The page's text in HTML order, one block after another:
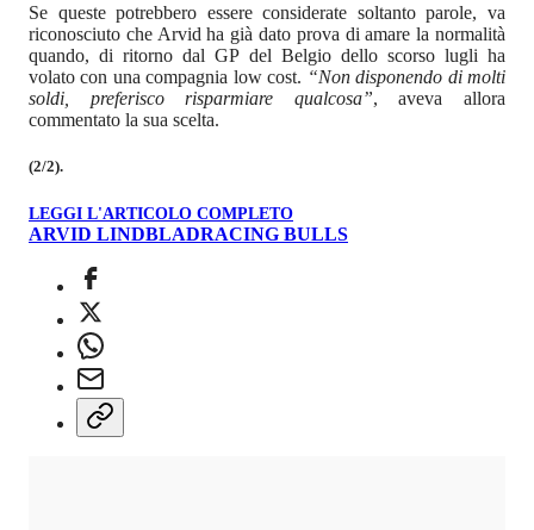
Se queste potrebbero essere considerate soltanto parole, va
riconosciuto che Arvid ha già dato prova di amare la normalità
quando, di ritorno dal GP del Belgio dello scorso lugli ha
volato con una compagnia low cost. “Non disponendo di molti
soldi, preferisco risparmiare qualcosa”, aveva allora
commentato la sua scelta.
(2/2).
LEGGI L'ARTICOLO COMPLETO
ARVID LINDBLADRACING BULLS